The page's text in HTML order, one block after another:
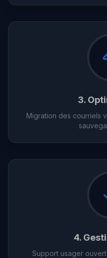
3.
Migration des courriels
4.
Support usager